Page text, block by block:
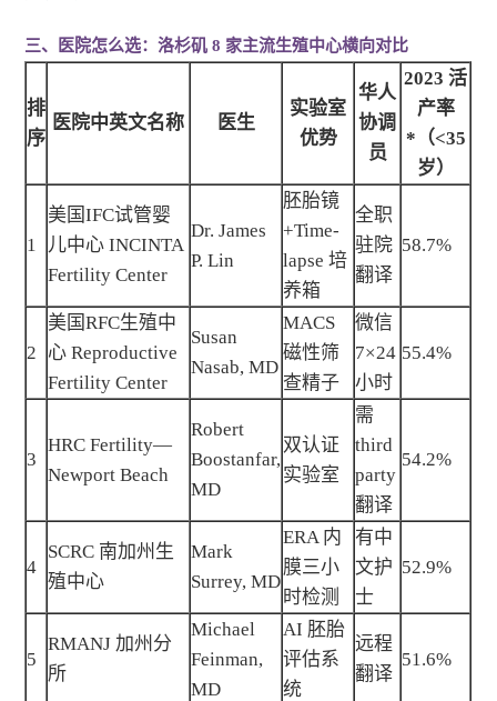
三、医院怎么选：洛杉矶 8 家主流生殖中心横向对比
排
序
医院中英文名称 医生
实验室
优势
华人
协调
员
2023 活
产率
*（<35
岁）
1
美国IFC试管婴
儿中心 INCINTA
Fertility Center
Dr. James
P. Lin
胚胎镜
+Time-
lapse 培
养箱
全职
驻院
翻译
58.7%
2
美国RFC生殖中
心 Reproductive
Fertility Center
Susan
Nasab, MD
MACS
磁性筛
查精子
微信
7×24
小时
55.4%
3
HRC Fertility—
Newport Beach
Robert
Boostanfar,
MD
双认证
实验室
需
third
party
翻译
54.2%
4
SCRC 南加州生
殖中心
Mark
Surrey, MD
ERA 内
膜三小
时检测
有中
文护
士
52.9%
5
RMANJ 加州分
所
Michael
Feinman,
MD
AI 胚胎
评估系
统
远程
翻译
51.6%